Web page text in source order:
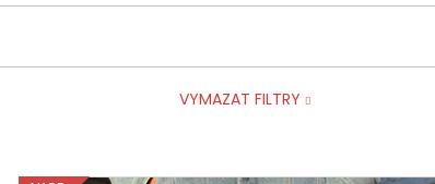
VYMAZAT FILTRY